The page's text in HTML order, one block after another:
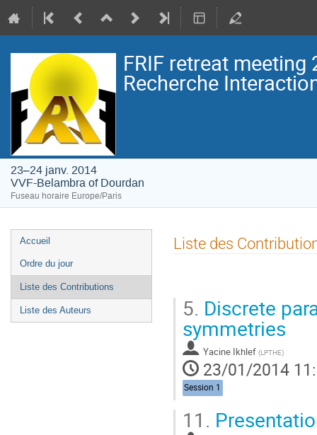
FRIF retreat
Recherche
23–24 janv. 2014
VVF-Belambra of Dourdan
Fuseau horaire Europe/Paris
Menu
de
l'événement
Accueil
Ordre du jour
Liste des Contributions
Liste des Auteurs
Liste des
5. Discrete
symmetries
Yacine Ikhlef (LPTHE)
23/01/2014
Session 1
11.